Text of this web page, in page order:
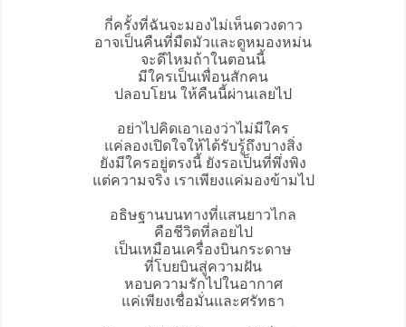
กี่ครั้งที่ฉันจะมองไม่เห็นดวงดาว
อาจเป็นคืนที่มืดมัวและดูหมองหม่น
จะดีไหมถ้าในตอนนี้
มีใครเป็นเพื่อนสักคน
ปลอบโยน ให้คืนนี้ผ่านเลยไป
อย่าไปคิดเอาเองว่าไม่มีใคร
แค่ลองเปิดใจให้ได้รับรู้ถึงบางสิ่ง
ยังมีใครอยู่ตรงนี้ ยังรอเป็นที่พึ่งพิง
แต่ความจริง เราเพียงแค่มองข้ามไป
อธิษฐานบนทางที่แสนยาวไกล
คือชีวิตที่ลอยไป
เป็นเหมือนเครื่องบินกระดาษ
ที่โบยบินสู่ความฝัน
หอบความรักไปในอากาศ
แค่เพียงเชื่อมั่นและศรัทธา